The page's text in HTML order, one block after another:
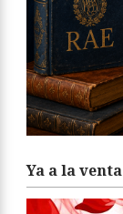
Ya a la venta